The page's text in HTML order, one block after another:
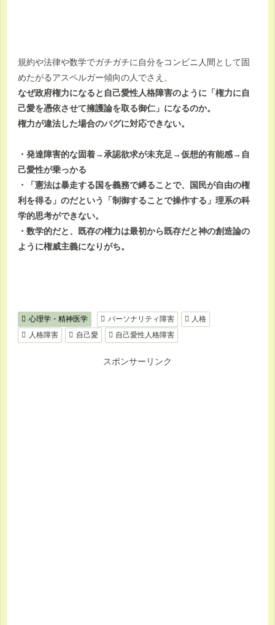
規約や法律や数学でガチガチに自分をコンビニ人間として固
めたがるアスペルガー傾向の人でさえ、
なぜ政府権力になると自己愛性人格障害のように「権力に自
己愛を憑依させて擁護論を取る御仁」になるのか。
権力が違法した場合のバグに対応できない。
・発達障害的な固着→承認欲求が未充足→仮想的有能感→自
己愛性が乗っかる
・「憲法は暴走する国を義務で縛ることで、国民が自由の権
利を得る」のだという「制御することで操作する」理系の科
学的思考ができない。
・数学的だと、既存の権力は最初から既存だと神の創造論の
ように権威主義になりがち。
心理学・精神医学 パーソナリティ障害
人格
人格障害
自己愛 自己愛性人格障害
スポンサーリンク